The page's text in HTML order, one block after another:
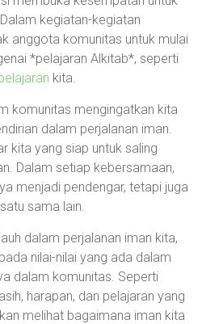
kegiatan-kegiatan
anggota komunitas untuk mulai
*pelajaran Alkitab*, seperti
kita.
komunitas mengingatkan kita
dalam perjalanan iman.
kita yang siap untuk saling
Dalam setiap kebersamaan,
menjadi pendengar, tetapi juga
sama lain.
dalam perjalanan iman kita,
nilai-nilai yang ada dalam
dalam komunitas. Seperti
harapan, dan pelajaran yang
melihat bagaimana iman kita